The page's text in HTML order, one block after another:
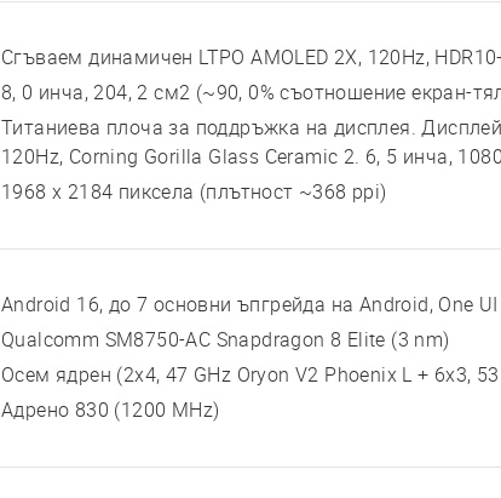
Сгъваем динамичен LTPO AMOLED 2X, 120Hz,
8, 0 инча, 204, 2 см2 (~90, 0% съотношение екран-
Титаниева плоча за поддръжка на дисплея.
120Hz, Corning Gorilla Glass Ceramic 2. 6, 5 инча,
1968 x 2184 пиксела (плътност ~368 ppi)
Android 16, до 7 основни ъпгрейда на Android, One UI
Qualcomm SM8750-AC Snapdragon 8 Elite (3 nm)
Осем ядрен (2x4, 47 GHz Oryon V2 Phoenix L + 6x3,
Адрено 830 (1200 MHz)